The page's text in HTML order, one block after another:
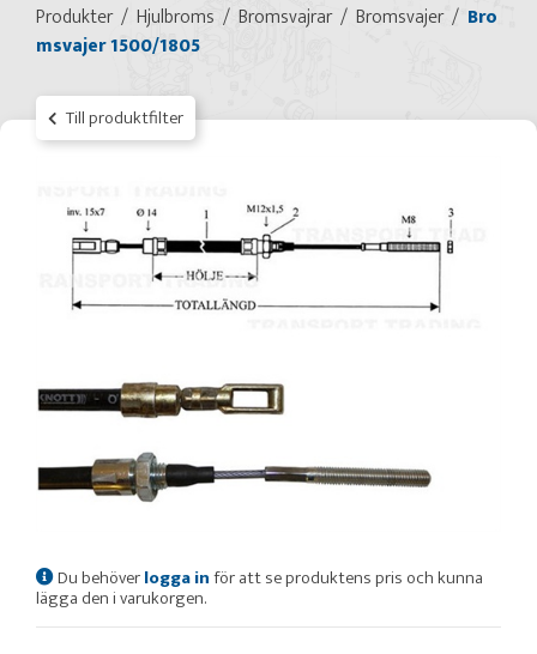
Produkter Hjulbroms Bromsvajrar Bromsvajer
Bro
msvajer 1500/1805
Till produktfilter
Du behöverlogga inför att se produktens pris och kunna
lägga den i varukorgen.